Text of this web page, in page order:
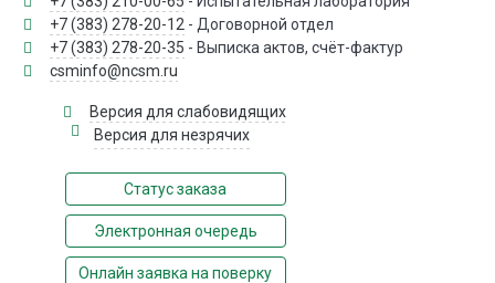
+7 (383) 278-20-12 - Договорной отдел
+7 (383) 278-20-35 - Выписка актов, счёт-фактур
csminfo@ncsm.ru
Версия для слабовидящих
Версия для незрячих
Статус заказа
Электронная очередь
Онлайн заявка на поверку